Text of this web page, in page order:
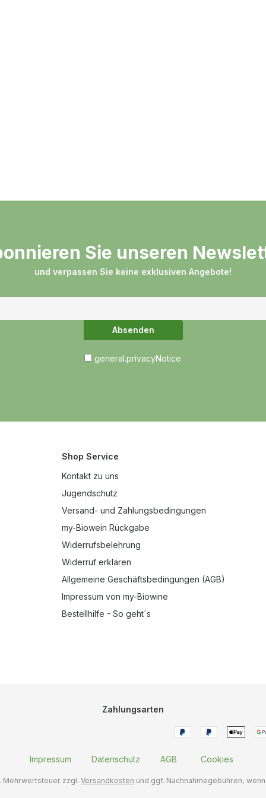
Sie unseren
und verpassen Sie keine exklusiven Angebote!
Absenden
general.privacyNotice
Shop Service
Kontakt zu uns
Jugendschutz
Versand- und Zahlungsbedingungen
my-Biowein Rückgabe
Widerrufsbelehrung
Widerruf erklären
Allgemeine Geschäftsbedingungen (AGB)
Impressum von my-Biowine
Bestellhilfe - So geht´s
Zahlungsarten
Impressum Datenschutz AGB Cookies
Mehrwertsteuer zzgl. Versandkosten und ggf. Nachnahmegebühren,